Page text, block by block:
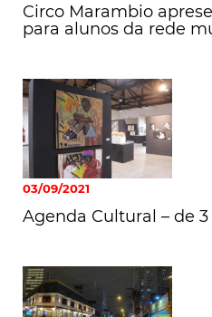
Circo Marambio
para alunos da rede
03/09/2021
Agenda Cultural – de